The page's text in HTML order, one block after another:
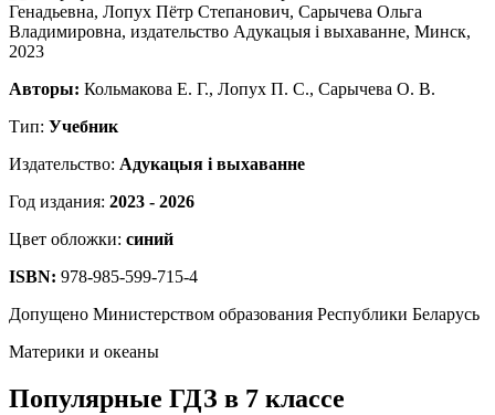
Авторы: Кольмакова Е. Г., Лопух П. С., Сарычева О. В.
Тип: Учебник
Издательство: Адукацыя i выхаванне
Год издания: 2023 - 2026
Цвет обложки: синий
ISBN: 978-985-599-715-4
Допущено Министерством образования Республики Беларусь
Материки и океаны
Популярные ГДЗ в 7 классе